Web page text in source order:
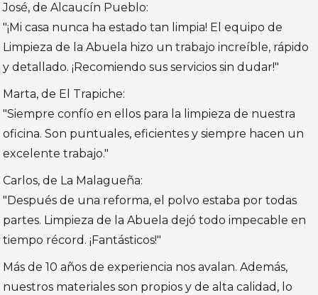
José, de Alcaucín Pueblo:
"¡Mi casa nunca ha estado tan limpia! El equipo de
Limpieza de la Abuela hizo un trabajo increíble, rápido
y detallado. ¡Recomiendo sus servicios sin dudar!"
Marta, de El Trapiche:
"Siempre confío en ellos para la limpieza de nuestra
oficina. Son puntuales, eficientes y siempre hacen un
excelente trabajo."
Carlos, de La Malagueña:
"Después de una reforma, el polvo estaba por todas
partes. Limpieza de la Abuela dejó todo impecable en
tiempo récord. ¡Fantásticos!"
Más de 10 años de experiencia nos avalan. Además,
nuestros materiales son propios y de alta calidad, lo